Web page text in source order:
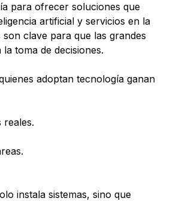
para ofrecer soluciones que
artificial y servicios en la
clave para que las grandes
toma de decisiones.
adoptan tecnología ganan
reales.
instala sistemas, sino que